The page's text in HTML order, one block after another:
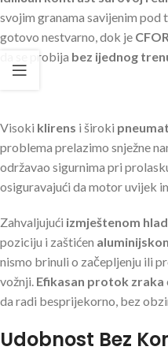
svojim granama savijenim pod
gotovo nestvarno, dok je
da se probija bez ijednog
Visoki klirens i široki
problema prelazimo snježne
održavao sigurnima pri
osiguravajući da motor uvijek
Zahvaljujući izmještenom
poziciju i zaštićen
nismo brinuli o začepljenju ili
vožnji. Efikasan protok zraka
da radi besprijekorno, bez
Udobnost Bez